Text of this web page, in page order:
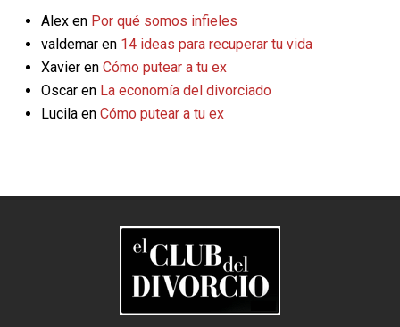
Alex en Por qué somos infieles
valdemar en 14 ideas para recuperar tu vida
Xavier en Cómo putear a tu ex
Oscar en La economía del divorciado
Lucila en Cómo putear a tu ex